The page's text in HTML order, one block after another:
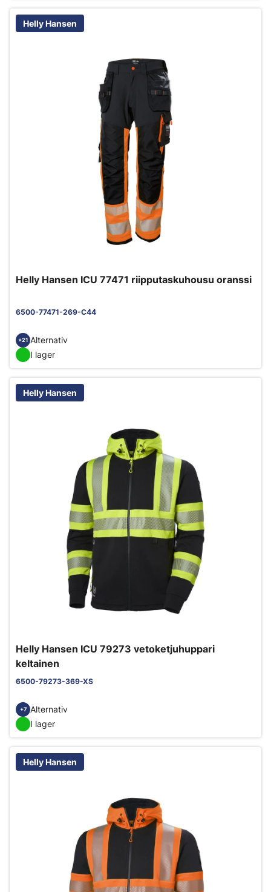
Helly Hansen
Helly Hansen ICU 77471 riipputaskuhousu oranssi
6500-77471-269-C44
+21 Alternativ
I lager
Helly Hansen
Helly Hansen ICU 79273 vetoketjuhuppari
keltainen
6500-79273-369-XS
+7
Alternativ
I lager
Helly Hansen